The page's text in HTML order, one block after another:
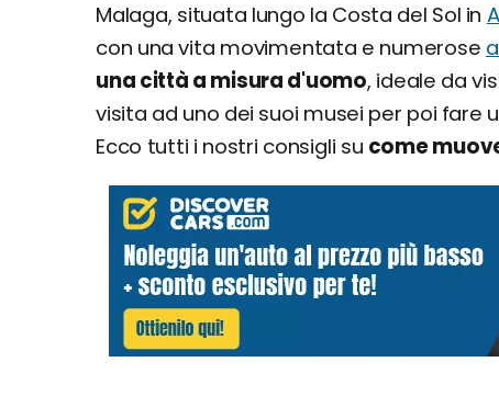
Malaga, situata lungo la Costa del Sol in
con una vita movimentata e numerose
una città a misura d'uomo, ideale da
visita ad uno dei suoi musei per poi fare
Ecco tutti i nostri consigli su come